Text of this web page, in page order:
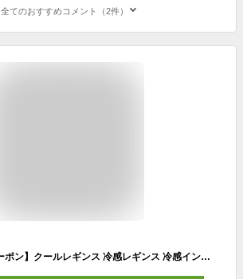
全てのおすすめコメント（2件）
【最大800円OFFクーポン】クールレギンス 冷感レギンス 冷感インナー スポーツレギンス スポーツスパッツ インナー タイツ uvカット スポーツウェア レディース ゴルフウェア ヨガウェア ランニング ヨガパンツ 接触冷感 吸水速乾 夏用 水陸両用 水着 クール